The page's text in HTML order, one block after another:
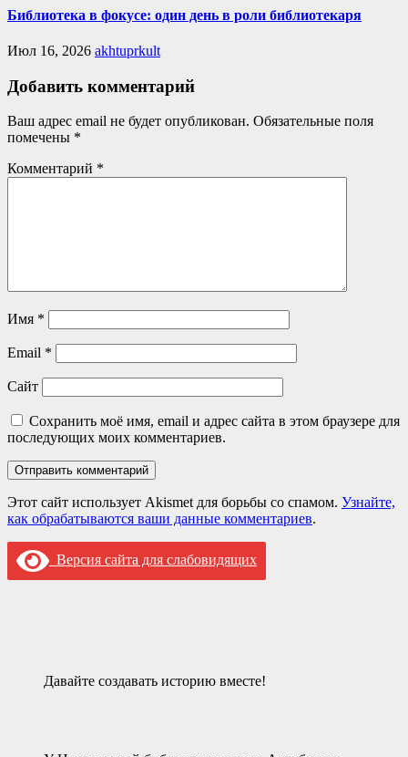
Библиотека в фокусе: один день в роли библиотекаря
Июл 16, 2026 akhtuprkult
Добавить комментарий
Ваш адрес email не будет опубликован. Обязательные поля
помечены *
Комментарий *
Имя *
Email *
Сайт
Сохранить моё имя, email и адрес сайта в этом браузере для
последующих моих комментариев.
Этот сайт использует Akismet для борьбы со спамом. Узнайте,
как обрабатываются ваши данные комментариев.
Версия сайта для слабовидящих
Давайте создавать историю вместе!